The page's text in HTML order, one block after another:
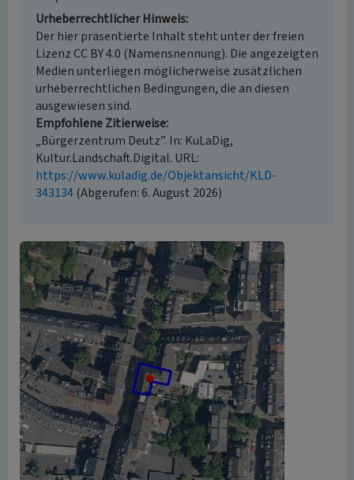
Urheberrechtlicher Hinweis
Der hier präsentierte Inhalt steht unter der freien
Lizenz CC BY 4.0 (Namensnennung). Die angezeigten
Medien unterliegen möglicherweise zusätzlichen
urheberrechtlichen Bedingungen, die an diesen
ausgewiesen sind.
Empfohlene Zitierweise
„Bürgerzentrum Deutz”. In: KuLaDig,
Kultur.Landschaft.Digital. URL:
https://www.kuladig.de/Objektansicht/KLD-
343134(Abgerufen: 6. August 2026)